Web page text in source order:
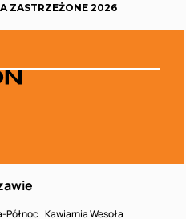
ZASTRZEŻONE 2026
Północ Kawiarnia Wesoła